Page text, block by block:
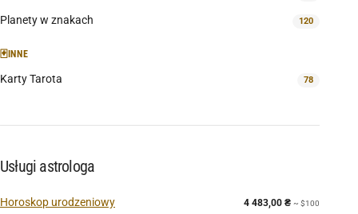
Planety w znakach 120
🃏INNE
Karty Tarota 78
Usługi astrologa
Horoskop urodzeniowy 4 483,00 ₴ ~ $100